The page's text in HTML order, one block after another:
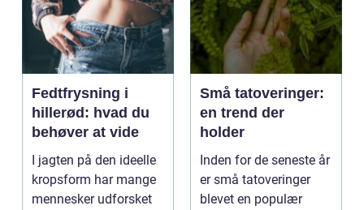
Fedtfrysning i
hillerød: hvad du
behøver at vide
I jagten på den ideelle
kropsform har mange
mennesker udforsket
Små tatoveringer:
en trend der
holder
Inden for de seneste år
er små tatoveringer
blevet en populær